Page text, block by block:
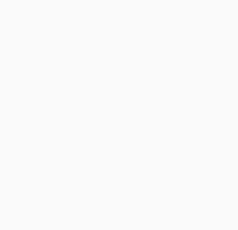
de las caravanas que